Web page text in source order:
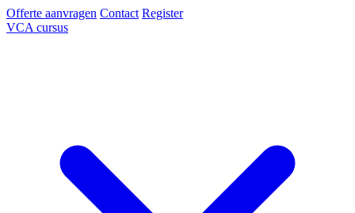
Offerte aanvragen Contact Register
VCA cursus